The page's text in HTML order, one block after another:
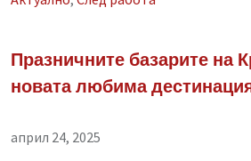
Празничните базарите на
новата любима
април 24, 2025